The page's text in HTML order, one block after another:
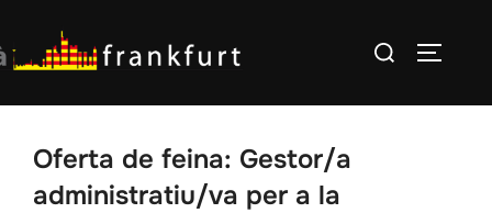
to
content
Search
Oferta de feina: Gestor/a
administratiu/va per a la